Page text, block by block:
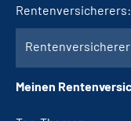
Rentenversicherers:
Meinen